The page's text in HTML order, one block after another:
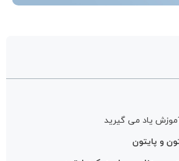
یاد می گیرید
و پایتون